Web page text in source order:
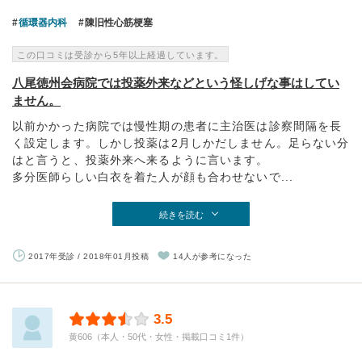
循環器内科 陳旧性心筋梗塞
この口コミは受診から5年以上経過しています。
八尾徳州会病院では投薬外来などという怪しげな事はしてい
ません。
以前かかった病院では慢性期の患者に主治医は診察間隔を長
く設定します。しかし投薬は2月しかだしません。足らない分
はと言うと、投薬外来へ来るように言います。
多分医師らしい白衣を着た人が顔も合わせないで...
続きを読む
2017年受診 / 2018年01月投稿 14人が参考になった
3.5
黄606（本人・50代・女性・掲載口コミ1件）